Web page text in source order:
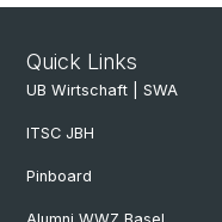
Quick Links
UB Wirtschaft | SWA
ITSC JBH
Pinboard